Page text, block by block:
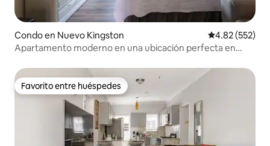
Condo en Nuevo Kingston Calificación
4.82 (552)
Apartamento moderno en una ubicación perfecta en
Favorito entre huéspedes
Favorito entre huéspedes